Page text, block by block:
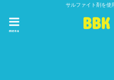
サルファイト剤を使
menu